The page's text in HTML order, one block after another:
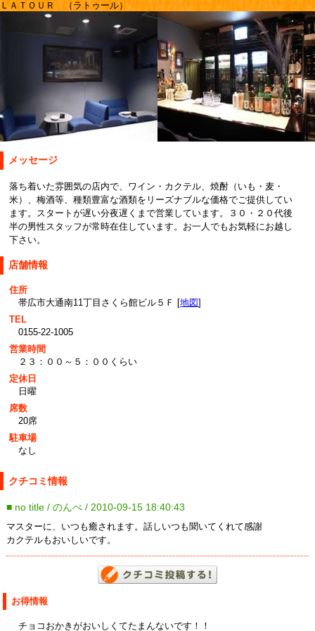
ＬＡＴＯＵＲ （ラトゥール）
メッセージ
落ち着いた雰囲気の店内で、ワイン・カクテル、焼酎（いも・麦・
米）、梅酒等、種類豊富な酒類をリーズナブルな価格でご提供してい
ます。スタートが遅い分夜遅くまで営業しています。３０・２０代後
半の男性スタッフが常時在住しています。お一人でもお気軽にお越し
下さい。
店舗情報
住所
帯広市大通南11丁目さくら館ビル５Ｆ [地図]
TEL
0155-22-1005
営業時間
２３：００～５：００くらい
定休日
日曜
席数
20席
駐車場
なし
クチコミ情報
■ no title / のんべ / 2010-09-15 18:40:43
マスターに、いつも癒されます。話しいつも聞いてくれて感謝
カクテルもおいしいです。
お得情報
チョコおかきがおいしくてたまんないです！！